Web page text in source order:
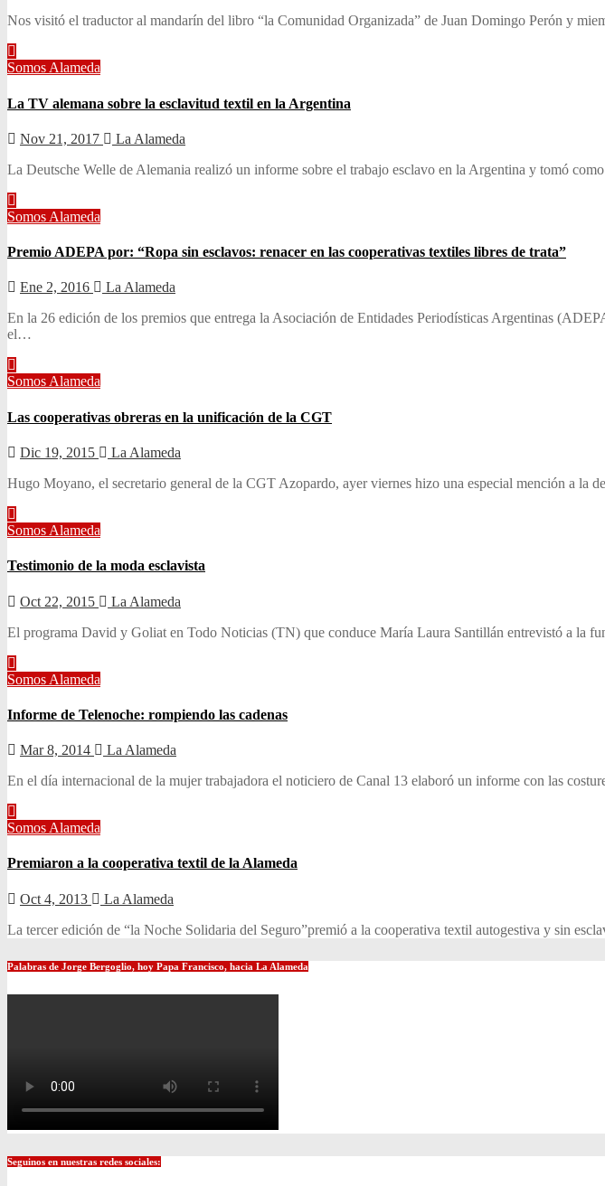
Nos visitó el traductor al mandarín del libro “la Comunidad Organizada” de Juan Domingo Perón y
Somos Alameda
La TV alemana sobre la esclavitud textil en la Argentina
Nov 21, 2017
La Alameda
La Deutsche Welle de Alemania realizó un informe sobre el trabajo esclavo en la Argentina y tomó
Somos Alameda
Premio ADEPA por: “Ropa sin esclavos: renacer en las cooperativas textiles libres de trata”
Ene 2, 2016
La Alameda
En la 26 edición de los premios que entrega la Asociación de Entidades Periodísticas Argentinas
el…
Somos Alameda
Las cooperativas obreras en la unificación de la CGT
Dic 19, 2015
La Alameda
Hugo Moyano, el secretario general de la CGT Azopardo, ayer viernes hizo una especial mención a
Somos Alameda
Testimonio de la moda esclavista
Oct 22, 2015
La Alameda
El programa David y Goliat en Todo Noticias (TN) que conduce María Laura Santillán entrevistó a la
Somos Alameda
Informe de Telenoche: rompiendo las cadenas
Mar 8, 2014
La Alameda
En el día internacional de la mujer trabajadora el noticiero de Canal 13 elaboró un informe con las
Somos Alameda
Premiaron a la cooperativa textil de la Alameda
Oct 4, 2013
La Alameda
La tercer edición de “la Noche Solidaria del Seguro”premió a la cooperativa textil autogestiva y sin
Palabras de Jorge Bergoglio, hoy Papa Francisco, hacia La Alameda
Seguinos en nuestras redes sociales: